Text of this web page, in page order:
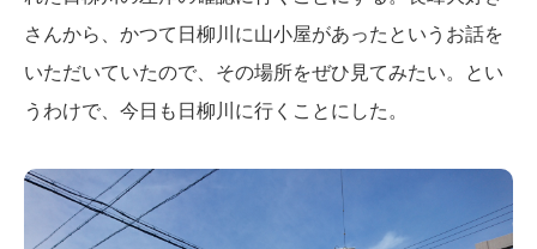
さんから、かつて日柳川に山小屋があったというお話を
いただいていたので、その場所をぜひ見てみたい。とい
うわけで、今日も日柳川に行くことにした。